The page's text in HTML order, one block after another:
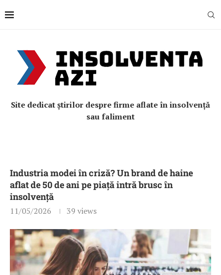
Site dedicat știrilor despre firme aflate în insolvență
sau faliment
Industria modei în criză? Un brand de haine
aflat de 50 de ani pe piață intră brusc în
insolvență
11/05/2026 39 views